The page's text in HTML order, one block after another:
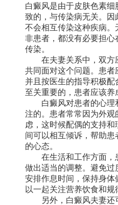
白癜风是由于皮肤色素
致的，与传染病无关。
不会相互传染这种疾病。
非患者，都没有必要担心
传染。
在夫妻关系中，双方
共同面对这个问题。患者
并且按医生的指导积极配
至关重要的，患者应该养
白癜风对患者的心理
注的。患者常常因为外观
虑，这时候配偶的支持
间可以相互倾诉，帮助
的心态。
在生活和工作方面，
做出适当的调整。避免过
安排作息时间，保持身
以一起关注营养饮食和规
另外，白癜风夫妻还